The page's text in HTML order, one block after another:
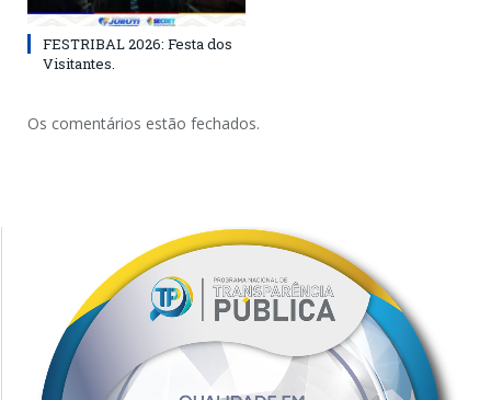
FESTRIBAL 2026: Festa dos
Visitantes.
Os comentários estão fechados.